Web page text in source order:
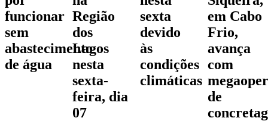
funcionar
sem
abastecimento
de água
Região
dos
Lagos
nesta
sexta-
feira, dia
07
sexta
devido
às
condições
climáticas
em Cabo
Frio,
avança
com
de